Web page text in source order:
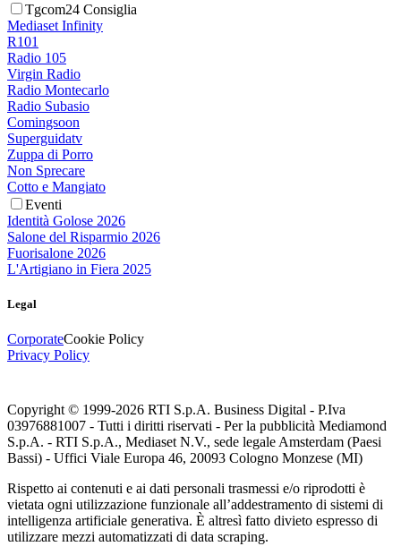
Tgcom24 Consiglia
Mediaset Infinity
R101
Radio 105
Virgin Radio
Radio Montecarlo
Radio Subasio
Comingsoon
Superguidatv
Zuppa di Porro
Non Sprecare
Cotto e Mangiato
Eventi
Identità Golose 2026
Salone del Risparmio 2026
Fuorisalone 2026
L'Artigiano in Fiera 2025
Legal
CorporateCookie Policy
Privacy Policy
Copyright © 1999-2026 RTI S.p.A. Business Digital - P.Iva
03976881007 - Tutti i diritti riservati - Per la pubblicità Mediamond
S.p.A. - RTI S.p.A., Mediaset N.V., sede legale Amsterdam (Paesi
Bassi) - Uffici Viale Europa 46, 20093 Cologno Monzese (MI)
Rispetto ai contenuti e ai dati personali trasmessi e/o riprodotti è
vietata ogni utilizzazione funzionale all’addestramento di sistemi di
intelligenza artificiale generativa. È altresì fatto divieto espresso di
utilizzare mezzi automatizzati di data scraping.